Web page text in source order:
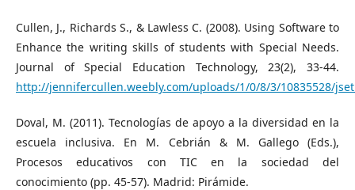
Cullen, J., Richards S., & Lawless C. (2008). Using Software to
Enhance the writing skills of students with Special Needs.
Journal of Special Education Technology, 23(2), 33-44.
http://jennifercullen.weebly.com/uploads/1/0/8/3/10835528/
Doval, M. (2011). Tecnologías de apoyo a la diversidad en la
escuela inclusiva. En M. Cebrián & M. Gallego (Eds.),
Procesos educativos con TIC en la sociedad del
conocimiento (pp. 45-57). Madrid: Pirámide.